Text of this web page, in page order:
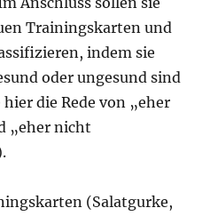
Trainingskarten und
indem sie
oder ungesund sind
die Rede von „eher
„eher nicht
(Salatgurke,